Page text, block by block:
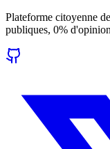
Plateforme citoyenne
publiques, 0%